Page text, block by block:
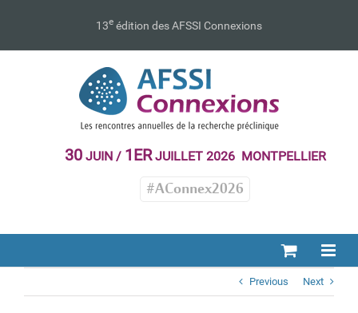
13e édition des AFSSI Connexions
30JUIN / 1ERJUILLET 2026 MONTPELLIER
#AConnex2026
Previous Next